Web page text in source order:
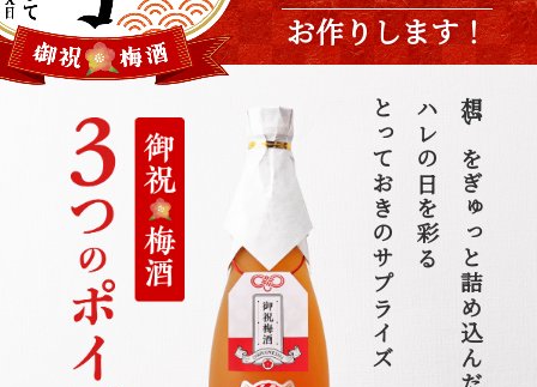
お作りします！
想いをぎゅっと詰め込んだ
ハレの日を彩る
とっておきのサプライズ